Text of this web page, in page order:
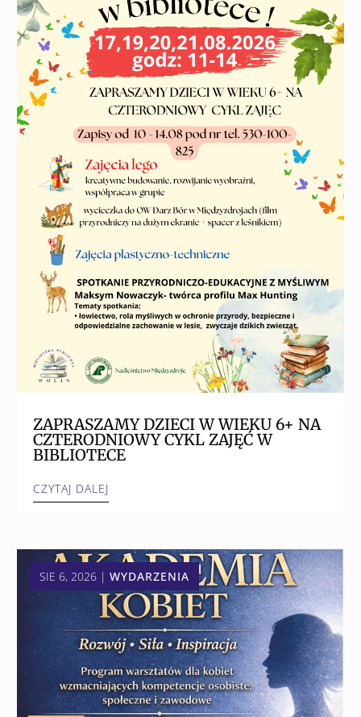
ZAPRASZAMY DZIECI W WIEKU 6+ NA
CZTERODNIOWY CYKL ZAJĘĆ W
BIBLIOTECE
CZYTAJ DALEJ
SIE 6, 2026 |WYDARZENIA